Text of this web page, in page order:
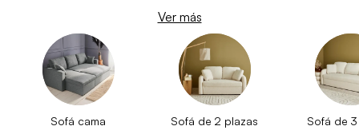
estilo. Además, su versatilidad los convierte en la elección
perfecta tanto para espacios grandes como para salones más
reducidos, donde se aprovecha cada centímetro disponible.
En sweeek, contamos con unaamplia variedad de sofás
chaise longue
para adaptarse a todos los gustos y
Ver más
Sofá cama Sofá de 2 plazas Sofá de